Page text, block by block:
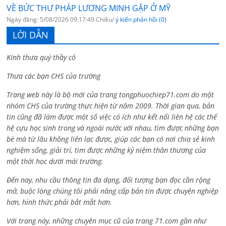
VỀ BỨC THƯ PHÁP LƯƠNG MINH GẶP Ở MỸ
Ngày đăng: 5/08/2026 09:17:49 Chiều/ý kiến phản hồi (0)
LỜI DẪN
Kính thưa quý thầy cô
Thưa các bạn CHS của trường
Trang web này là bộ mới của trang tongphuochiep71.com do một
nhóm CHS của trường thực hiện từ năm 2009. Thời gian qua, bản
tin cũng đã làm được một số việc có ích như kết nối liên hệ các thế
hệ cựu học sinh trong và ngoài nước với nhau, tìm được những bạn
bè mà từ lâu không liên lạc được, giúp các bạn có nơi chia sẻ kinh
nghiệm sống, giải trí, tìm được những kỷ niệm thân thương của
một thời học dưới mái trường.
Đến nay, nhu cầu thông tin đa dạng, đối tượng bạn đọc cần rộng
mở, buộc lòng chúng tôi phải nâng cấp bản tin được chuyên nghiệp
hơn, hình thức phải bắt mắt hơn.
Với trang này, những chuyên mục cũ của trang 71.com gần như